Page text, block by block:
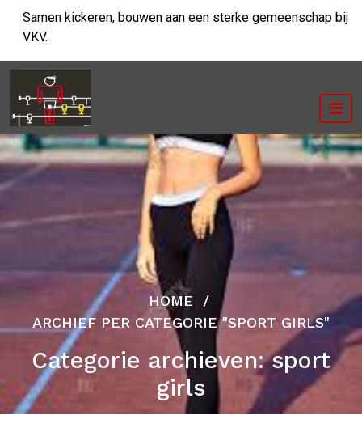
naar
inhoud
Samen kickeren, bouwen aan een sterke gemeenschap bij
VKV.
HOME /
ARCHIEF PER CATEGORIE "SPORT GIRLS"
Categorie archieven: sport
girls